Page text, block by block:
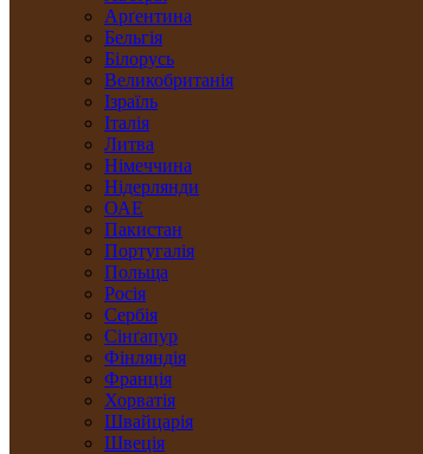
Арґентина
Бельгія
Білорусь
Великобританія
Ізраїль
Італія
Литва
Німеччина
Нідерлянди
ОАЕ
Пакистан
Португалія
Польща
Росія
Сербія
Сінґапур
Фінляндія
Франція
Хорватія
Швайцарія
Швеція